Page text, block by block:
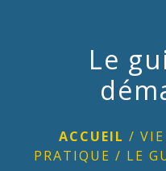
Le
ACCUEIL /
PRATIQUE / LE